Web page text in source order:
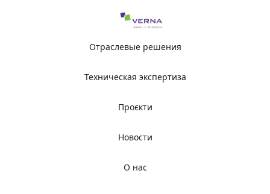
Отраслевые решения
Техническая экспертиза
Проєкти
Новости
О нас